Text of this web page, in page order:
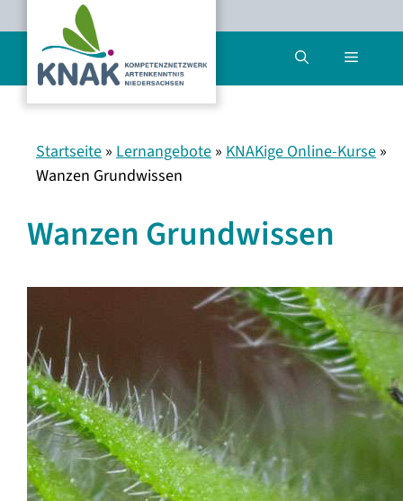
Inhalt
springen
Menü
Startseite » Lernangebote » KNAKige Online-Kurse »
Wanzen Grundwissen
Wanzen Grundwissen